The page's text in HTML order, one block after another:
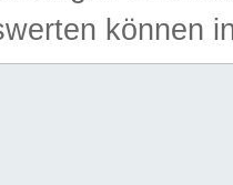
können